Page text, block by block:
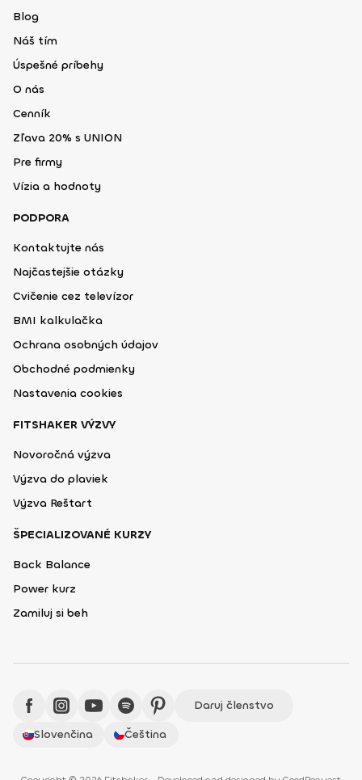
Blog
Náš tím
Úspešné príbehy
O nás
Cenník
Zľava 20% s UNION
Pre firmy
Vízia a hodnoty
PODPORA
Kontaktujte nás
Najčastejšie otázky
Cvičenie cez televízor
BMI kalkulačka
Ochrana osobných údajov
Obchodné podmienky
Nastavenia cookies
FITSHAKER VÝZVY
Novoročná výzva
Výzva do plaviek
Výzva Reštart
ŠPECIALIZOVANÉ KURZY
Back Balance
Power kurz
Zamiluj si beh
Daruj členstvo
Slovenčina
Čeština